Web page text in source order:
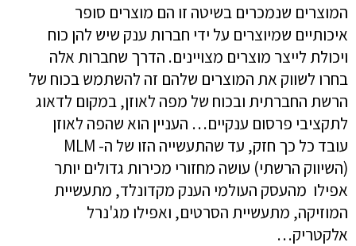
המוצרים שנמכרים בשיטה זו הם מוצרים סופר
איכותיים שמיוצרים על ידי חברות ענק שיש להן כוח
ויכולת לייצר מוצרים מצויינים. הדרך שחברות אלה
בחרו לשווק את המוצרים שלהם זה להשתמש בכוח של
הרשת החברתית ובכוח של מפה לאוזן,במקום לדאוג
לתקציבי פרסום ענקיים… העניין הוא שהפה לאוזן
עובד כל כך חזק, עד שהתעשייה הזו של ה- MLM
(השיווק הרשתי) עושה מחזורי מכירות גדולים יותר
אפילו מהעסק העולמי הענק מקדונלד, מתעשיית
המוזיקה, מתעשיית הסרטים, ואפילו מג'נרל
אלקטריק…